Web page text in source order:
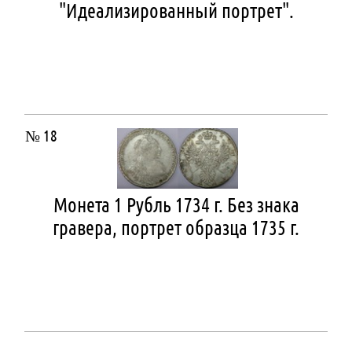
"Идеализированный портрет".
№ 18
Монета 1 Рубль 1734 г. Без знака
гравера, портрет образца 1735 г.